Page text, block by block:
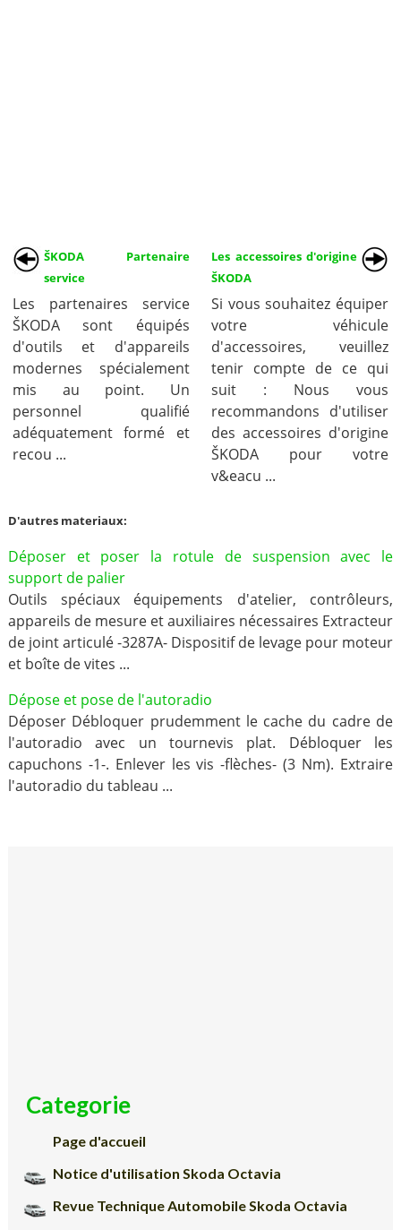
ŠKODA Partenaire
service
Les partenaires service
ŠKODA sont équipés
d'outils et d'appareils
modernes spécialement
mis au point. Un
personnel qualifié
adéquatement formé et
recou ...
Les accessoires d'origine
ŠKODA
Si vous souhaitez équiper
votre véhicule
d'accessoires, veuillez
tenir compte de ce qui
suit : Nous vous
recommandons d'utiliser
des accessoires d'origine
ŠKODA pour votre
v&eacu ...
D'autres materiaux:
Déposer et poser la rotule de suspension avec le
support de palier
Outils spéciaux équipements d'atelier, contrôleurs,
appareils de mesure et auxiliaires nécessaires Extracteur
de joint articulé -3287A- Dispositif de levage pour moteur
et boîte de vites ...
Dépose et pose de l'autoradio
Déposer Débloquer prudemment le cache du cadre de
l'autoradio avec un tournevis plat. Débloquer les
capuchons -1-. Enlever les vis -flèches- (3 Nm). Extraire
l'autoradio du tableau ...
Categorie
Page d'accueil
Notice d'utilisation Skoda Octavia
Revue Technique Automobile Skoda Octavia